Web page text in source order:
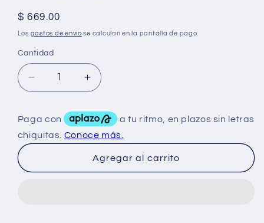
Precio
habitual
$ 669.00
Los gastos de envío se calculan en la pantalla de pago.
Cantidad
Reducir
cantidad
ON
Creatina
2500Mg
Aumentar
cantidad
para
ON
Creatina
2500Mg
300Caps
Agregar al carrito